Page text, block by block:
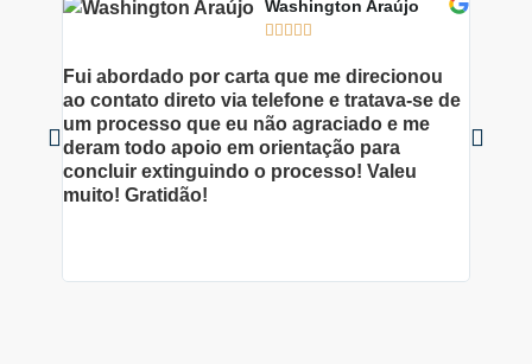
Washington Araújo

Fui abordado por carta que me direcionou
ao contato direto via telefone e tratava-se de
um processo que eu não agraciado e me
deram todo apoio em orientação para
concluir extinguindo o processo! Valeu
muito! Gratidão!
do